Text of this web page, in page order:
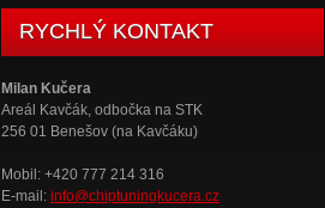
RYCHLÝ KONTAKT
Milan Kučera
Areál Kavčák, odbočka na STK
256 01 Benešov (na Kavčáku)
Mobil: +420 777 214 316
E-mail: info@chiptuningkucera.cz